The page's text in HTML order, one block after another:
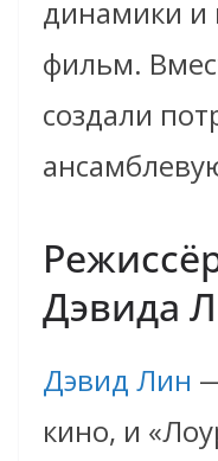
динамики и
фильм.
создали
Дэвида
Дэвид Лин
кино, и